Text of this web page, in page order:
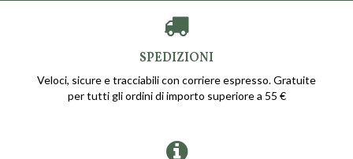
SPEDIZIONI
Veloci, sicure e tracciabili con corriere espresso. Gratuite
per tutti gli ordini di importo superiore a 55 €